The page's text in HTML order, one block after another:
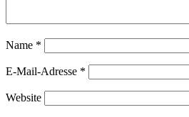
Name *
E-Mail-Adresse *
Website